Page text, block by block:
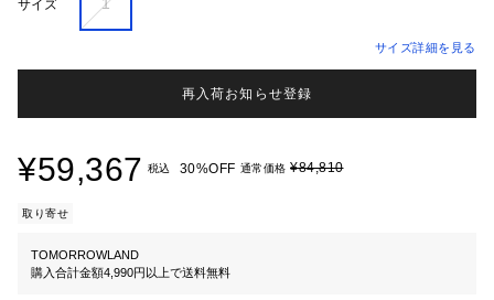
サイズ 1
サイズ詳細を見る
再入荷お知らせ登録
¥59,367 税込 30%OFF 通常価格 ¥84,810
取り寄せ
TOMORROWLAND
購入合計金額4,990円以上で送料無料